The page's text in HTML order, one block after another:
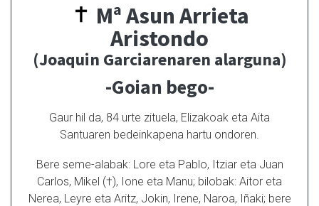
Mª Asun Arrieta
Aristondo
(Joaquin Garciarenaren alarguna)
-Goian bego-
Gaur hil da, 84 urte zituela, Elizakoak eta Aita
Santuaren bedeinkapena hartu ondoren.
Bere seme-alabak: Lore eta Pablo, Itziar eta Juan
Carlos, Mikel (†), Ione eta Manu; bilobak: Aitor eta
Nerea, Leyre eta Aritz, Jokin, Irene, Naroa, Iñaki; bere